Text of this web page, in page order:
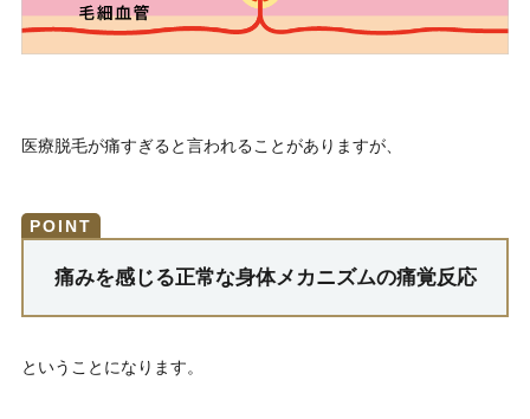
医療脱毛が痛すぎると言われることがありますが、
痛みを感じる正常な身体メカニズムの痛覚反応
ということになります。